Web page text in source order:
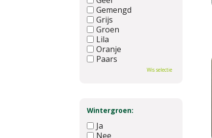
Gemengd
Grijs
Groen
Lila
Oranje
Paars
Wis selectie
Wintergroen:
Ja
Nee